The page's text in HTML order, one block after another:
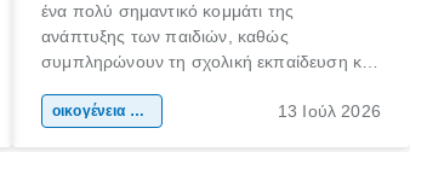
ένα πολύ σημαντικό κομμάτι της
ανάπτυξης των παιδιών, καθώς
συμπληρώνουν τη σχολική εκπαίδευση και
της προσωπικότητας, της κοινωνικότητας
οικογένεια & παιδί 13 Ιούλ 2026